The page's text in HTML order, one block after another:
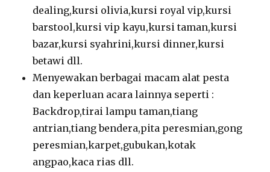
dealing,kursi olivia,kursi royal vip,kursi
barstool,kursi vip kayu,kursi taman,kursi
bazar,kursi syahrini,kursi dinner,kursi
betawi dll.
Menyewakan berbagai macam alat pesta
dan keperluan acara lainnya seperti :
Backdrop,tirai lampu taman,tiang
antrian,tiang bendera,pita peresmian,gong
peresmian,karpet,gubukan,kotak
angpao,kaca rias dll.